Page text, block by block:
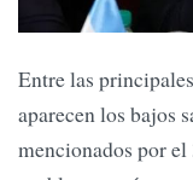
Entre las
aparecen los bajos
mencionados por